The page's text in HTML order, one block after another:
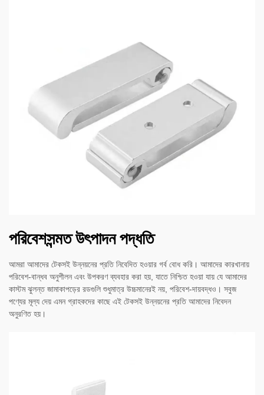
পরিবেশসন্মত উৎপাদন পদ্ধতি
আমরা আমাদের টেকসই উন্নয়নের প্রতি নিবেদিত হওয়ার গর্ব বোধ করি। আমাদের কারখানায়
পরিবেশ-বান্ধব অনুশীলন এবং উপকরণ ব্যবহার করা হয়, যাতে নিশ্চিত হওয়া যায় যে আমাদের
কাস্টম ঝুলন্ত জামাকাপড়ের রডগুলি শুধুমাত্র উচ্চমানেরই নয়, পরিবেশ-দায়বদ্ধও। সবুজ
পণ্যের মূল্য দেয় এমন গ্রাহকদের কাছে এই টেকসই উন্নয়নের প্রতি আমাদের নিবেদন
অনুরণিত হয়।